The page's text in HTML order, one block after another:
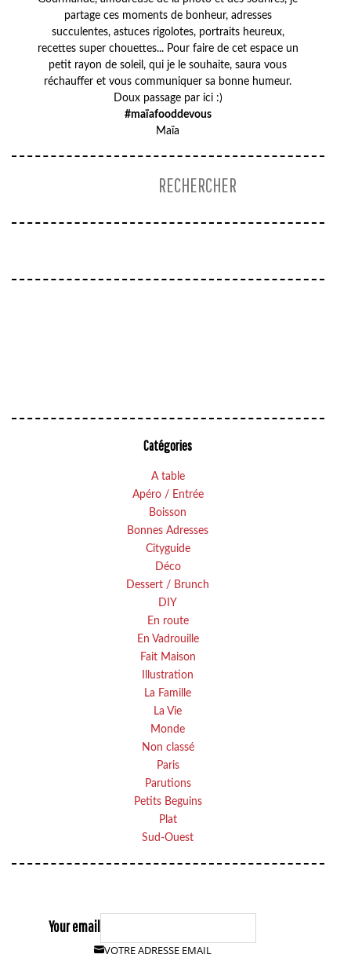
partage ces moments de bonheur, adresses
succulentes, astuces rigolotes, portraits heureux,
recettes super chouettes... Pour faire de cet espace un
petit rayon de soleil, qui je le souhaite, saura vous
réchauffer et vous communiquer sa bonne humeur.
Doux passage par ici :)
#maïafooddevous
Maïa
Catégories
A table
Apéro / Entrée
Boisson
Bonnes Adresses
Cityguide
Déco
Dessert / Brunch
DIY
En route
En Vadrouille
Fait Maison
Illustration
La Famille
La Vie
Monde
Non classé
Paris
Parutions
Petits Beguins
Plat
Sud-Ouest
Your email
VOTRE ADRESSE EMAIL